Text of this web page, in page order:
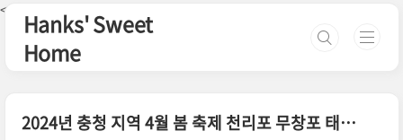
<--핀터레스트-->
본문 바로가기
Hanks' Sweet
Home
2024년 충청 지역 4월 봄 축제 천리포 무창포 태안 튤립 축제 목련 축제